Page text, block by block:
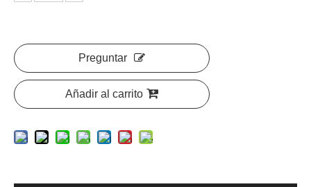
Preguntar
Añadir al carrito